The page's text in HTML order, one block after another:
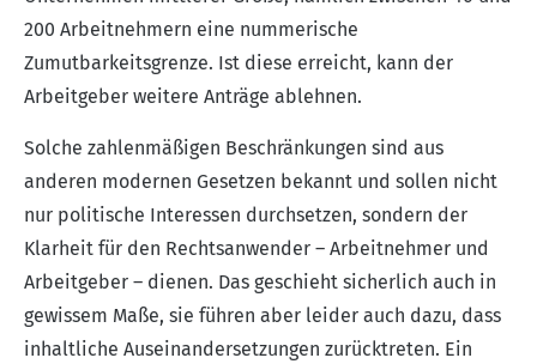
200 Arbeitnehmern eine nummerische
Zumutbarkeitsgrenze. Ist diese erreicht, kann der
Arbeitgeber weitere Anträge ablehnen.
Solche zahlenmäßigen Beschränkungen sind aus
anderen modernen Gesetzen bekannt und sollen nicht
nur politische Interessen durchsetzen, sondern der
Klarheit für den Rechtsanwender – Arbeitnehmer und
Arbeitgeber – dienen. Das geschieht sicherlich auch in
gewissem Maße, sie führen aber leider auch dazu, dass
inhaltliche Auseinandersetzungen zurücktreten. Ein